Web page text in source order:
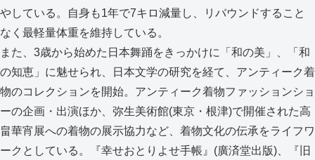
やしている。自身も1年で7キロ減量し、リバウンドすること
なく最軽量体重を維持している。
また、3歳から始めた日本舞踊をきっかけに「和の美」、「和
の知恵」に魅せられ、日本文学の研究を経て、アンティーク着
物のコレクションを開始。アンティーク着物ファッションショ
ーの企画・出演ほか、弥生美術館(東京・根津)で開催された高
畠華宵展への着物の展示協力など、着物文化の伝承をライフワ
ークとしている。『幸せおとりよせ手帳』(廣済堂出版)、『旧